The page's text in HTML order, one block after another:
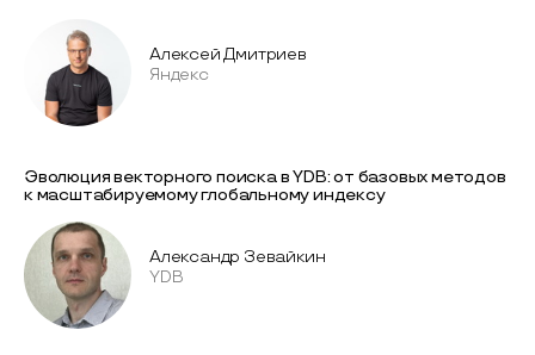
Алексей Дмитриев
Яндекс
Эволюция векторного поиска в YDB: от базовых методов
к масштабируемому глобальному индексу
Александр Зевайкин
YDB